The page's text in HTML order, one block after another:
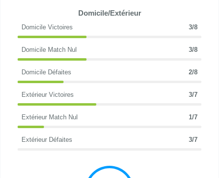
Domicile/Extérieur
Domicile Victoires 3/8
Domicile Match Nul 3/8
Domicile Défaites 2/8
Extérieur Victoires 3/7
Extérieur Match Nul 1/7
Extérieur Défaites 3/7